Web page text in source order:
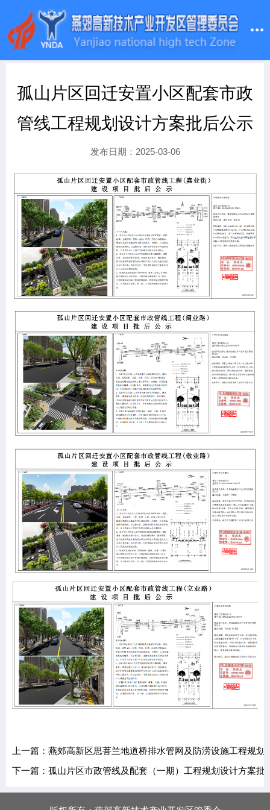
孤山片区回迁安置小区配套市政
管线工程规划设计方案批后公示
发布日期：2025-03-06
上一篇：燕郊高新区思菩兰地道桥排水管网及防涝设施工程规
下一篇：孤山片区市政管线及配套（一期）工程规划设计方案批